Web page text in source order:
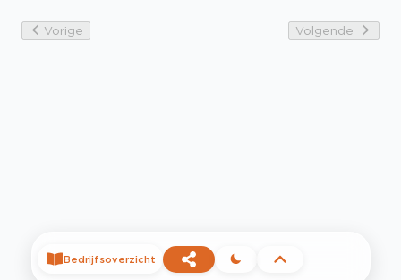
Vorige Volgende
Bedrijfsoverzicht